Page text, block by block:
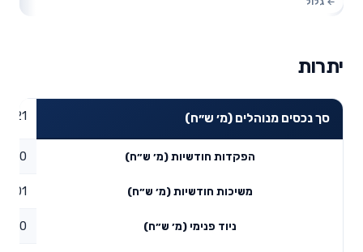
יתרות
סך נכסים מנוהלים (מ׳ ש״ח)
הפקדות חודשיות (מ׳ ש״ח) 0
משיכות חודשיות (מ׳ ש״ח) 0.01
ניוד פנימי (מ׳ ש״ח) 0